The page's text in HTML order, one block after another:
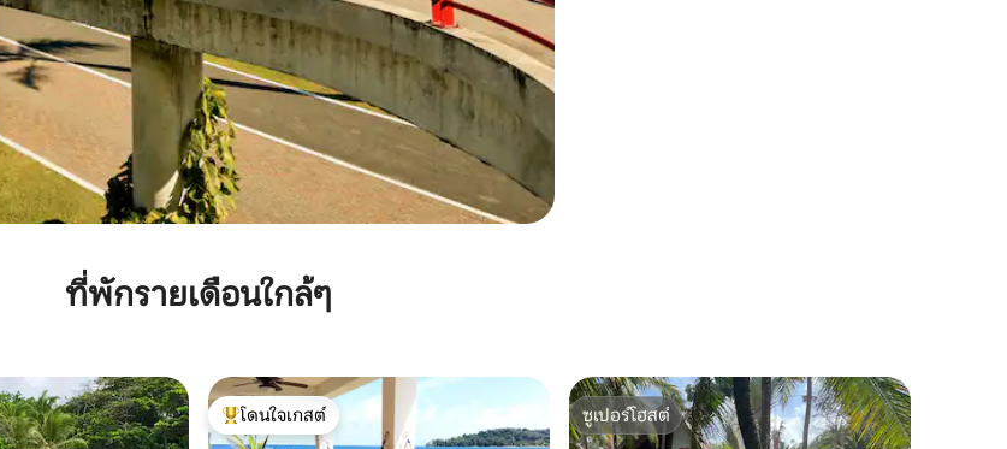
ที่พักรายเดือนใกล้ๆ
โดนใจเกสต์ที่สุด
โดนใจเกสต์
ซูเปอร์โฮสต์
ซูเปอร์โฮสต์